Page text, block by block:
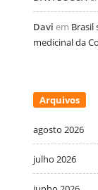
Davi em Brasil
medicinal da
Arquivos
agosto 2026
julho 2026